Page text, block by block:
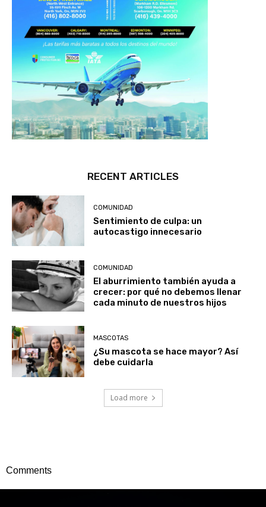
RECENT ARTICLES
COMUNIDAD
Sentimiento de culpa: un
autocastigo innecesario
COMUNIDAD
El aburrimiento también ayuda a
crecer: por qué no debemos llenar
cada minuto de nuestros hijos
MASCOTAS
¿Su mascota se hace mayor? Así
debe cuidarla
Load more
Comments